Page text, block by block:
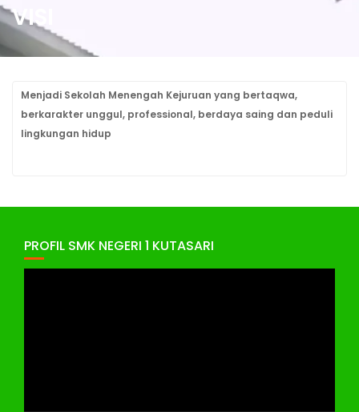
VISI
Menjadi Sekolah Menengah Kejuruan yang bertaqwa,
berkarakter unggul, professional, berdaya saing dan peduli
lingkungan hidup
PROFIL SMK NEGERI 1 KUTASARI